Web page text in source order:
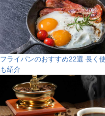
フライパンのおすすめ22選 長く
も紹介